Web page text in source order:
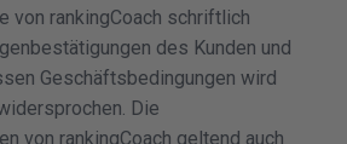
von rankingCoach schriftlich
des Kunden und
Geschäftsbedingungen wird
Die
von rankingCoach geltend auch